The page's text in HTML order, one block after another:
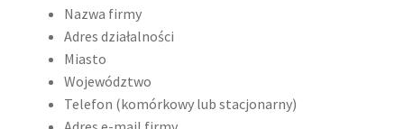
Nazwa firmy
Adres działalności
Miasto
Województwo
Telefon (komórkowy lub stacjonarny)